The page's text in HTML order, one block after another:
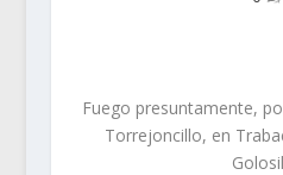
Fuego presuntamente,
Torrejoncillo, en